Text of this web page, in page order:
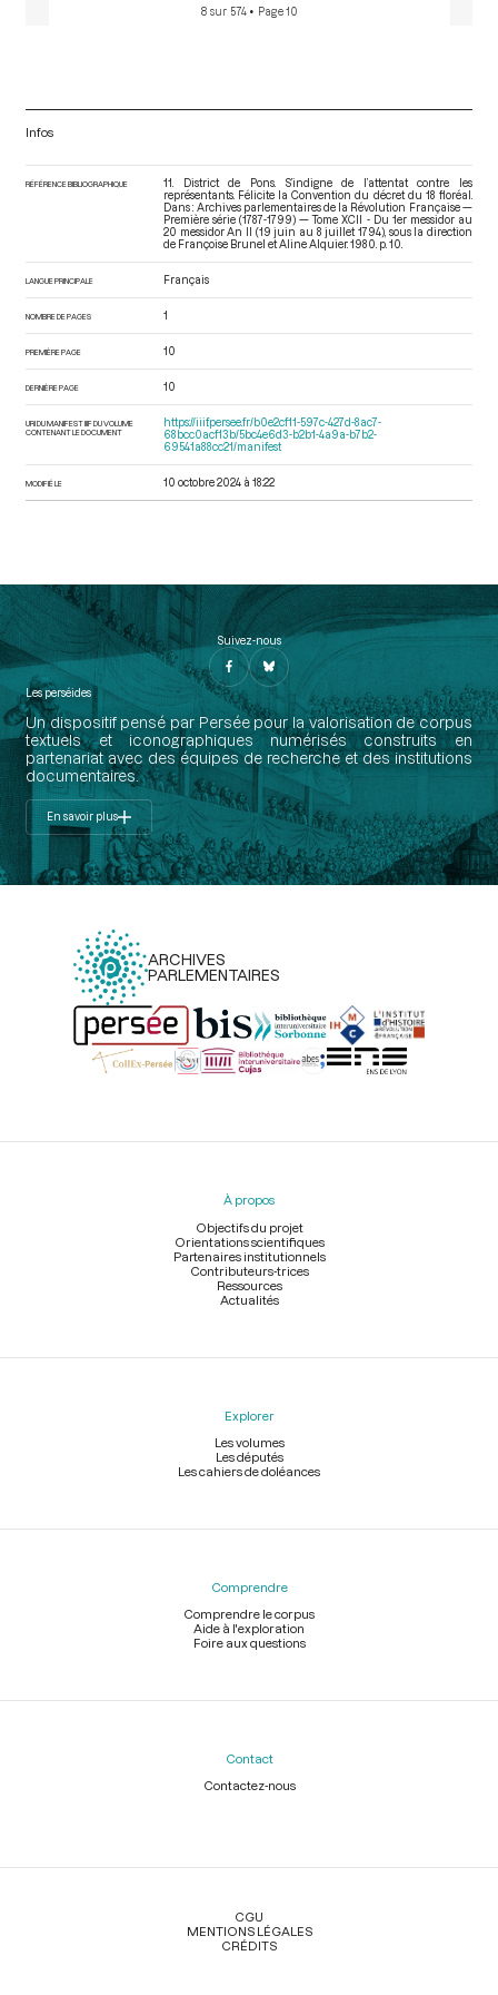
8 sur 574• Page 10
Infos
RÉFÉRENCE BIBLIOGRAPHIQUE
11. District de Pons. S’indigne de l’attentat contre les
représentants. Félicite la Convention du décret du 18 floréal.
Dans : Archives parlementaires de la Révolution Française —
Première série (1787-1799) — Tome XCII - Du 1er messidor au
20 messidor An II (19 juin au 8 juillet 1794), sous la direction
de Françoise Brunel et Aline Alquier. 1980. p. 10.
LANGUE PRINCIPALE Français
NOMBRE DE PAGES 1
PREMIÈRE PAGE 10
DERNIÈRE PAGE 10
URI DU MANIFEST IIIF DU VOLUME
CONTENANT LE DOCUMENT
https://iiif.persee.fr/b0e2cf11-597c-427d-8ac7-
68bcc0acf13b/5bc4e6d3-b2b1-4a9a-b7b2-
69541a88cc21/manifest
MODIFIÉ LE 10 octobre 2024 à 18:22
Suivez-nous
Les perséides
Un dispositif pensé par Persée pour la valorisation de corpus
textuels et iconographiques numérisés construits en
partenariat avec des équipes de recherche et des institutions
documentaires.
En savoir plus
ARCHIVES
PARLEMENTAIRES
Menu
À propos
Objectifs du projet
Orientations scientifiques
Partenaires institutionnels
Contributeurs-trices
Ressources
Actualités
Explorer
Les volumes
Les députés
Les cahiers de doléances
Comprendre
Comprendre le corpus
Aide à l'exploration
Foire aux questions
Contact
Contactez-nous
Légal
CGU
MENTIONS LÉGALES
CRÉDITS